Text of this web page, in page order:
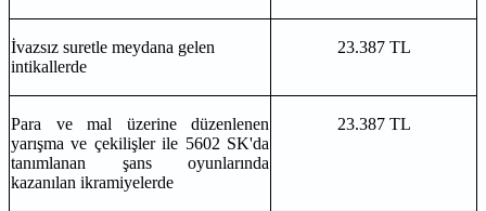
İvazsız suretle meydana gelen
intikallerde
23.387 TL
Para ve mal üzerine düzenlenen
yarışma ve çekilişler ile 5602 SK'da
tanımlanan şans oyunlarında
kazanılan ikramiyelerde
23.387 TL